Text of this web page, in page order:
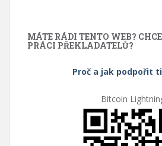
MÁTE RÁDI TENTO WEB?
PRÁCI PŘEKLADATELŮ?
Proč a jak podpořit
Bitcoin